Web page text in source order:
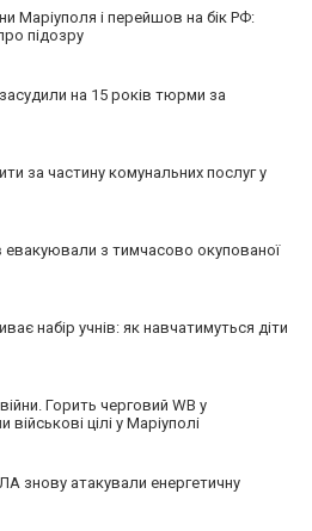
Маріуполя і перейшов на бік РФ:
підозру
на 15 років тюрми за
за частину комунальних послуг у
евакуювали з тимчасово окупованої
набір учнів: як навчатимуться діти
Горить черговий WB у
цілі у Маріуполі
знову атакували енергетичну